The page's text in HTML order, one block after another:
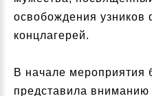
освобождения узников
концлагерей.
В начале мероприятия
представила вниманию